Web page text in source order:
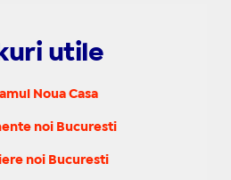
utile
Noua Casa
noi Bucuresti
noi Bucuresti